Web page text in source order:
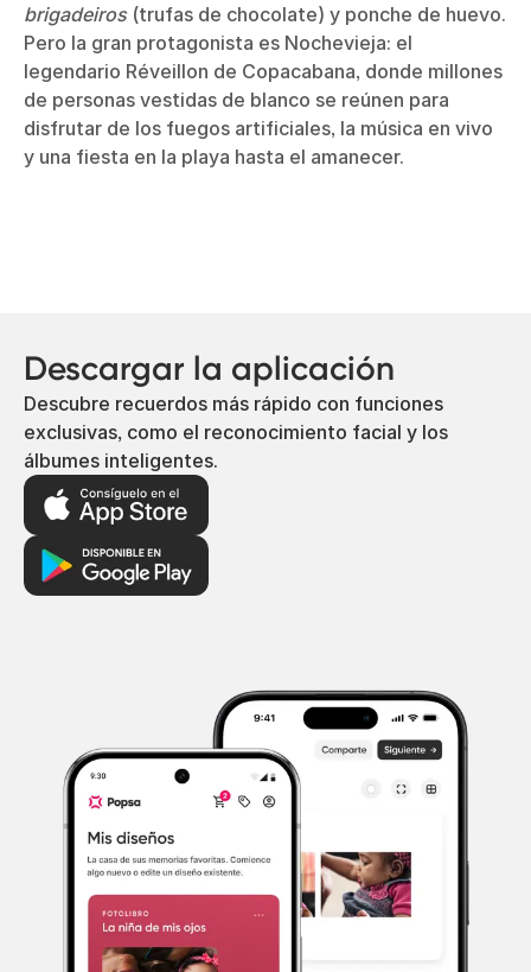
brigadeiros(trufas de chocolate) y ponche de huevo.
Pero la gran protagonista es Nochevieja: el
legendario Réveillon de Copacabana, donde millones
de personas vestidas de blanco se reúnen para
disfrutar de los fuegos artificiales, la música en vivo
y una fiesta en la playa hasta el amanecer.
Descargar la aplicación
Descubre recuerdos más rápido con funciones
exclusivas, como el reconocimiento facial y los
álbumes inteligentes.